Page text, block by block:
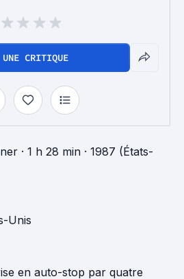
CRITIQUE
· 1 h 28 min · 1987 (États-
Unis
en auto-stop par quatre